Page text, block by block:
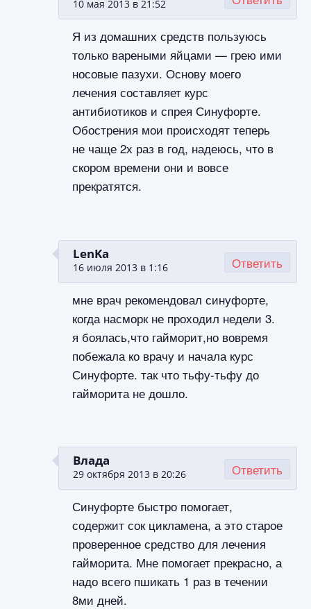
10 мая 2013 в 21:52
Я из домашних средств пользуюсь
только вареными яйцами — грею ими
носовые пазухи. Основу моего
лечения составляет курс
антибиотиков и спрея Синуфорте.
Обострения мои происходят теперь
не чаще 2х раз в год, надеюсь, что в
скором времени они и вовсе
прекратятся.
LenKa
16 июля 2013 в 1:16
мне врач рекомендовал синуфорте,
когда насморк не проходил недели 3.
я боялась,что гайморит,но вовремя
побежала ко врачу и начала курс
Синуфорте. так что тьфу-тьфу до
гайморита не дошло.
Ответить
Влада
29 октября 2013 в 20:26
Синуфорте быстро помогает,
содержит сок цикламена, а это старое
проверенное средство для лечения
гайморита. Мне помогает прекрасно, а
надо всего пшикать 1 раз в течении
8ми дней.
Ответить